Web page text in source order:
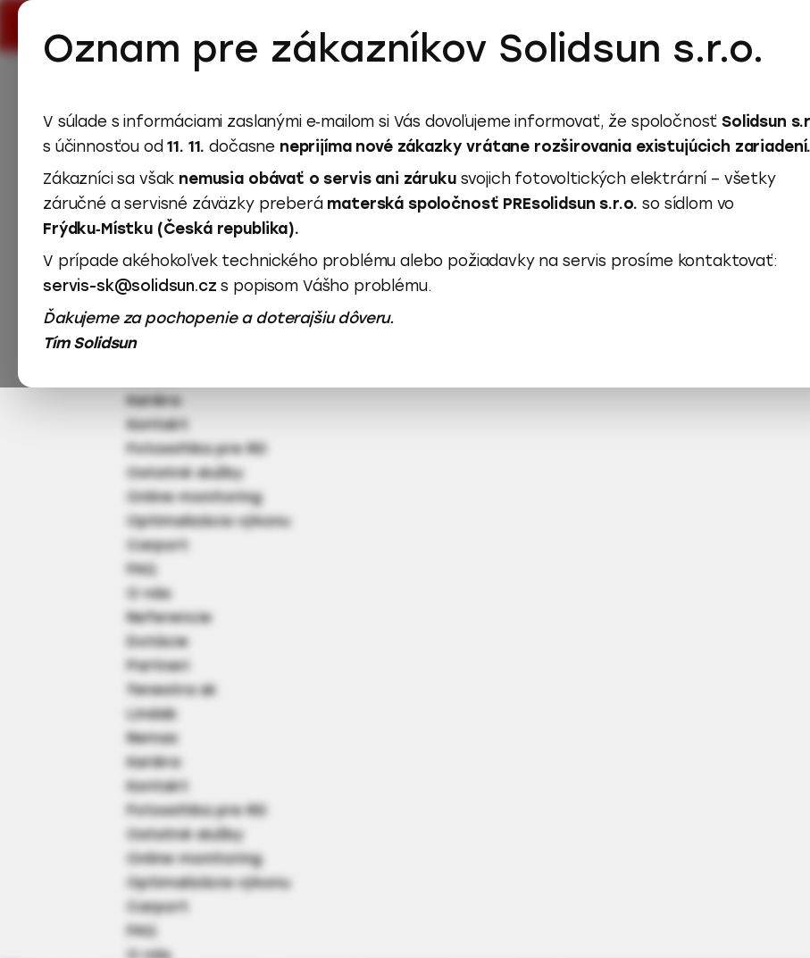
Oznam pre zákazníkov Solidsun s.r.o.
V súlade s informáciami zaslanými e‑mailom si Vás dovoľujeme informovať, že spoločnosťSolidsun
s účinnosťou od11. 11. dočasne neprijíma nové zákazky vrátane rozširovania existujúcich zariadení.
Zákazníci sa však nemusia obávať o servis ani zárukusvojich fotovoltických elektrární – všetky
záručné a servisné záväzky preberá materská spoločnosť PREsolidsun s.r.o. so sídlom vo
Frýdku‑Místku (Česká republika).
V prípade akéhokoľvek technického problému alebo požiadavky na servis prosíme kontaktovať:
servis-sk@solidsun.cz s popisom Vášho problému.
Ďakujeme za pochopenie a doterajšiu dôveru.
Tím Solidsun
Všechny zákazníky SolidSun Energie ke dni 1. 3. 2025 převzala společnost Yello. Vaše
Ostatné služby
Online monitoring
Carport
FAQ
O nás
Referencie
Dotácie
fenestra sk
Lindab
Kariéra
Kontakt
Fotovoltika pre RD
Ostatné služby
Online monitoring
Optimalizácia výkonu
Carport
FAQ
O nás
Referencie
Dotácie
Partneri
fenestra sk
Lindab
Remax
Kariéra
Kontakt
Fotovoltika pre RD
Ostatné služby
Online monitoring
Optimalizácia výkonu
Carport
FAQ